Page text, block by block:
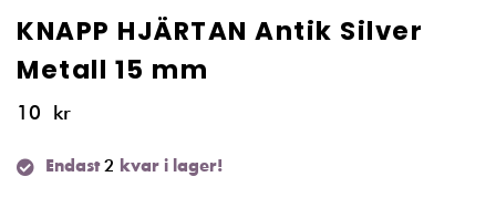
KNAPP HJÄRTAN Antik Silver
Metall 15 mm
10 kr
Endast2 kvar i lager!